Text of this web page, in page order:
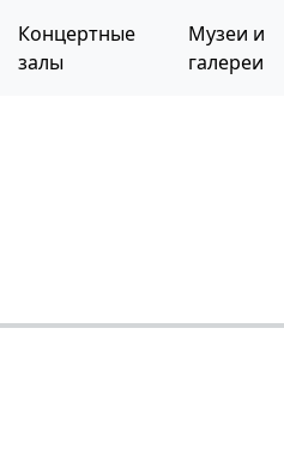
Концертные
залы
Музеи и
галереи